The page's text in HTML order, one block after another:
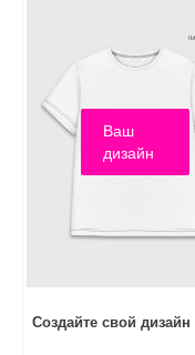
Ваш
дизайн
Создайте свой дизайн